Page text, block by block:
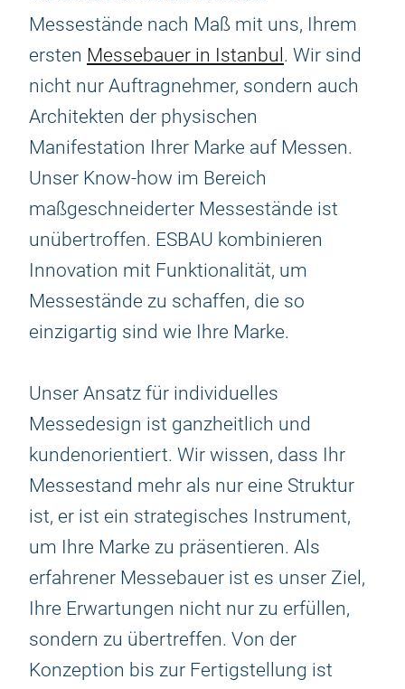
Messestände nach Maß mit uns, Ihrem
ersten Messebauer in Istanbul . Wir sind
nicht nur Auftragnehmer, sondern auch
Architekten der physischen
Manifestation Ihrer Marke auf Messen.
Unser Know-how im Bereich
maßgeschneiderter Messestände ist
unübertroffen. ESBAU kombinieren
Innovation mit Funktionalität, um
Messestände zu schaffen, die so
einzigartig sind wie Ihre Marke.
Unser Ansatz für individuelles
Messedesign ist ganzheitlich und
kundenorientiert. Wir wissen, dass Ihr
Messestand mehr als nur eine Struktur
ist, er ist ein strategisches Instrument,
um Ihre Marke zu präsentieren. Als
erfahrener Messebauer ist es unser Ziel,
Ihre Erwartungen nicht nur zu erfüllen,
sondern zu übertreffen. Von der
Konzeption bis zur Fertigstellung ist